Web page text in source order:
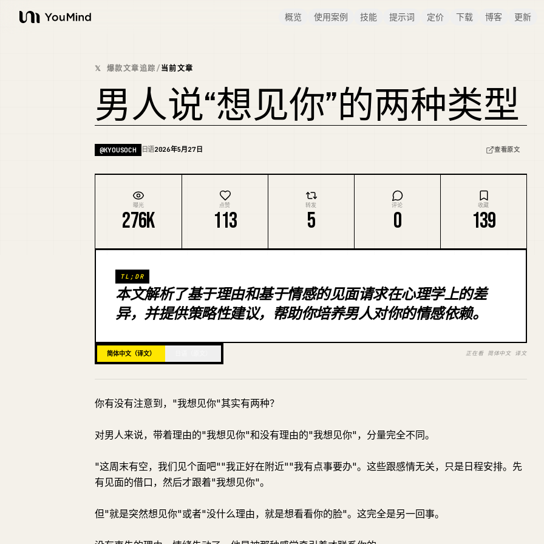
YouMind
概览 使用案例 技能 提示词 定价 下载 博客 更新
𝕏 爆款文章追踪/当前文章
男人说“想见你”的两种类型
@KYOUSOCH 日语2026年5月27日 查看原文
曝光
276K
点赞
113
转发
5
评论
0
收藏
139
TL;DR
本文解析了基于理由和基于情感的见面请求在心理学上的差
异，并提供策略性建议，帮助你培养男人对你的情感依赖。
简体中文（译文） 正在看 简体中文 译文
你有没有注意到，"我想见你"其实有两种？
对男人来说，带着理由的"我想见你"和没有理由的"我想见你"，分量完全不同。
"这周末有空，我们见个面吧""我正好在附近""我有点事要办"。这些跟感情无关，只是日程安排。先
有见面的借口，然后才跟着"我想见你"。
但"就是突然想见你"或者"没什么理由，就是想看看你的脸"。这完全是另一回事。